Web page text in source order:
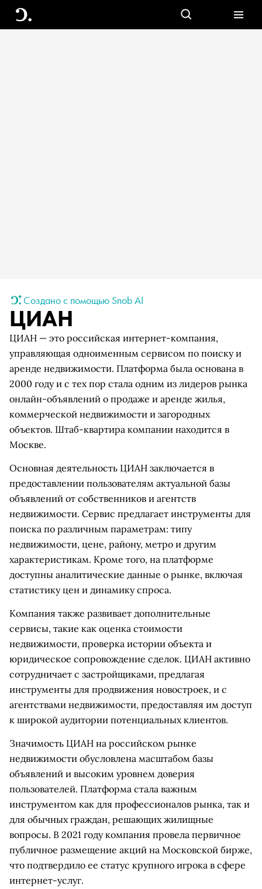
Создано с помощью Snob AI
ЦИАН
ЦИАН — это российская интернет-компания,
управляющая одноименным сервисом по поиску и
аренде недвижимости. Платформа была основана в
2000 году и с тех пор стала одним из лидеров рынка
онлайн-объявлений о продаже и аренде жилья,
коммерческой недвижимости и загородных
объектов. Штаб-квартира компании находится в
Москве.
Основная деятельность ЦИАН заключается в
предоставлении пользователям актуальной базы
объявлений от собственников и агентств
недвижимости. Сервис предлагает инструменты для
поиска по различным параметрам: типу
недвижимости, цене, району, метро и другим
характеристикам. Кроме того, на платформе
доступны аналитические данные о рынке, включая
статистику цен и динамику спроса.
Компания также развивает дополнительные
сервисы, такие как оценка стоимости
недвижимости, проверка истории объекта и
юридическое сопровождение сделок. ЦИАН активно
сотрудничает с застройщиками, предлагая
инструменты для продвижения новостроек, и с
агентствами недвижимости, предоставляя им доступ
к широкой аудитории потенциальных клиентов.
Значимость ЦИАН на российском рынке
недвижимости обусловлена масштабом базы
объявлений и высоким уровнем доверия
пользователей. Платформа стала важным
инструментом как для профессионалов рынка, так и
для обычных граждан, решающих жилищные
вопросы. В 2021 году компания провела первичное
публичное размещение акций на Московской бирже,
что подтвердило ее статус крупного игрока в сфере
интернет-услуг.